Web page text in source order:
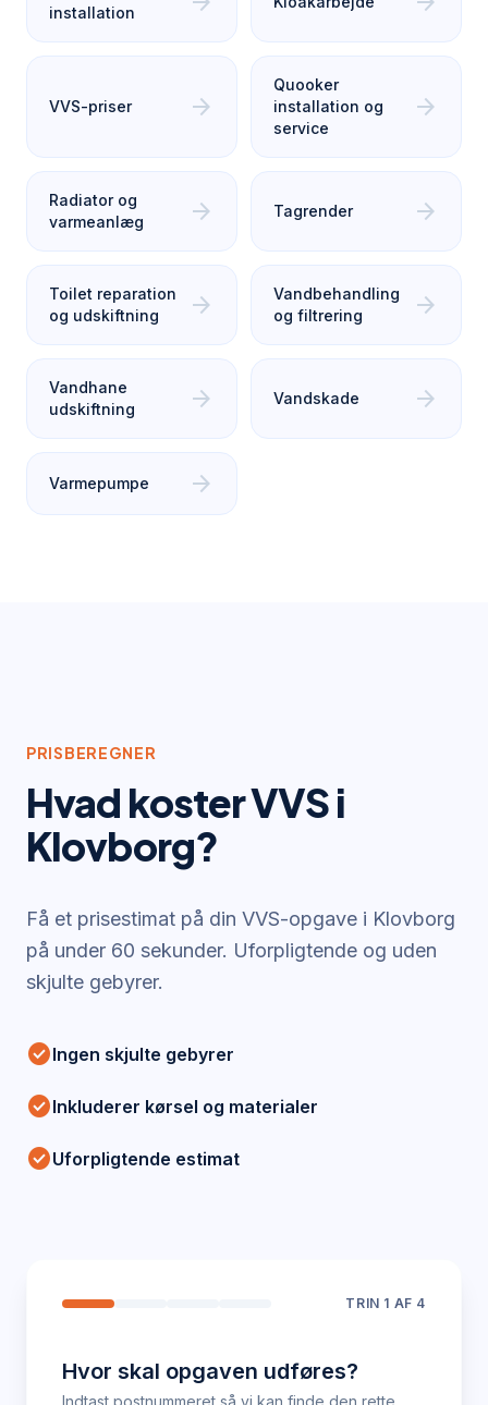
installation
VVS-priser arrow_forward
Quooker
installation og
service
arrow_forward
Radiator og
varmeanlæg
arrow_forward Tagrender arrow_forward
Toilet reparation
og udskiftning
arrow_forward
Vandbehandling
og filtrering
arrow_forward
Vandhane
udskiftning
arrow_forward Vandskade arrow_forward
Varmepumpe arrow_forward
PRISBEREGNER
Hvad koster VVS i
Klovborg?
Få et prisestimat på din VVS-opgave i Klovborg
på under 60 sekunder. Uforpligtende og uden
skjulte gebyrer.
check_circleIngen skjulte gebyrer
check_circleInkluderer kørsel og materialer
check_circleUforpligtende estimat
TRIN 1 AF 4
Hvor skal opgaven udføres?
Indtast postnummeret så vi kan finde den rette